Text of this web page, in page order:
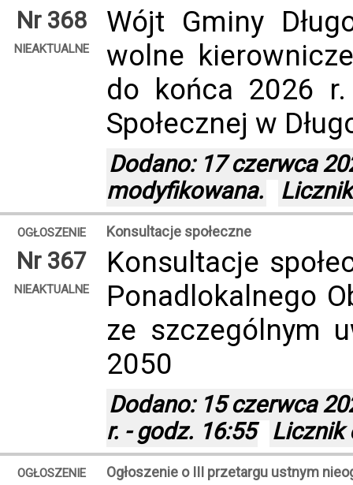
Nr 368
NIEAKTUALNE
Wójt Gminy
wolne
do końca 2026 r.
Społecznej w
Dodano: 17 czerwca
modyfikowana.
OGŁOSZENIE
Nr 367
NIEAKTUALNE
Konsultacje społeczne
Konsultacje
Ponadlokalnego
ze szczególnym
2050
Dodano: 15 czerwca
r. - godz. 16:55
Licznik
OGŁOSZENIE Ogłoszenie o III przetargu ustnym